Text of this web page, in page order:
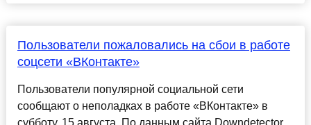
Пользователи пожаловались на сбои в работе
соцсети «ВКонтакте»
Пользователи популярной социальной сети
сообщают о неполадках в работе «ВКонтакте» в